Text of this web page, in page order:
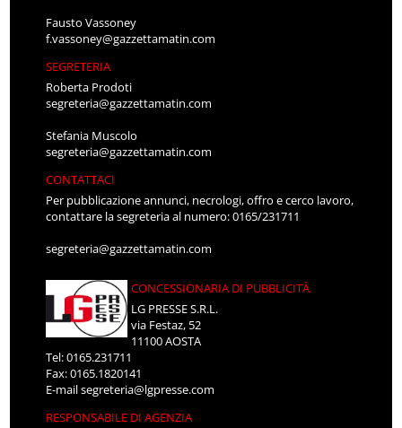
Fausto Vassoney
f.vassoney@gazzettamatin.com
SEGRETERIA
Roberta Prodoti
segreteria@gazzettamatin.com
Stefania Muscolo
segreteria@gazzettamatin.com
CONTATTACI
Per pubblicazione annunci, necrologi, offro e cerco lavoro,
contattare la segreteria al numero: 0165/231711
segreteria@gazzettamatin.com
CONCESSIONARIA DI PUBBLICITÀ
LG PRESSE S.R.L.
via Festaz, 52
11100 AOSTA
Tel: 0165.231711
Fax: 0165.1820141
E-mailsegreteria@lgpresse.com
RESPONSABILE DI AGENZIA